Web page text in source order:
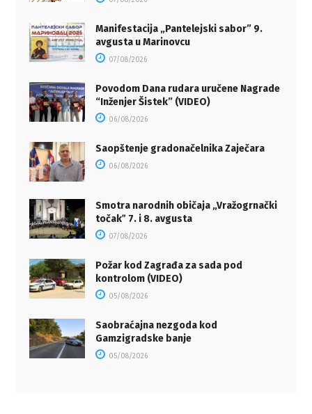
Manifestacija „Pantelejski sabor” 9.
avgusta u Marinovcu
07/08/2026
Povodom Dana rudara uručene Nagrade
“Inženjer Šistek” (VIDEO)
06/08/2026
Saopštenje gradonačelnika Zaječara
06/08/2026
Smotra narodnih običaja „Vražogrnački
točakˮ 7. i 8. avgusta
07/08/2026
Požar kod Zagrađa za sada pod
kontrolom (VIDEO)
05/08/2026
Saobraćajna nezgoda kod
Gamzigradske banje
05/08/2026